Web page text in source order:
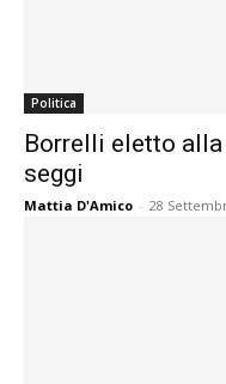
Politica
Borrelli eletto
seggi
Mattia D'Amico - 28